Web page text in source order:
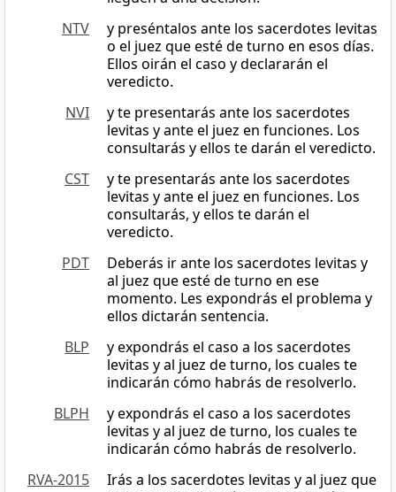
NTV
y preséntalos ante los sacerdotes levitas
o el juez que esté de turno en esos días.
Ellos oirán el caso y declararán el
veredicto.
NVI
y te presentarás ante los sacerdotes
levitas y ante el juez en funciones. Los
consultarás y ellos te darán el veredicto.
CST
y te presentarás ante los sacerdotes
levitas y ante el juez en funciones. Los
consultarás, y ellos te darán el
veredicto.
PDT
Deberás ir ante los sacerdotes levitas y
al juez que esté de turno en ese
momento. Les expondrás el problema y
ellos dictarán sentencia.
BLP
y expondrás el caso a los sacerdotes
levitas y al juez de turno, los cuales te
indicarán cómo habrás de resolverlo.
BLPH
y expondrás el caso a los sacerdotes
levitas y al juez de turno, los cuales te
indicarán cómo habrás de resolverlo.
RVA-2015
Irás a los sacerdotes levitas y al juez que